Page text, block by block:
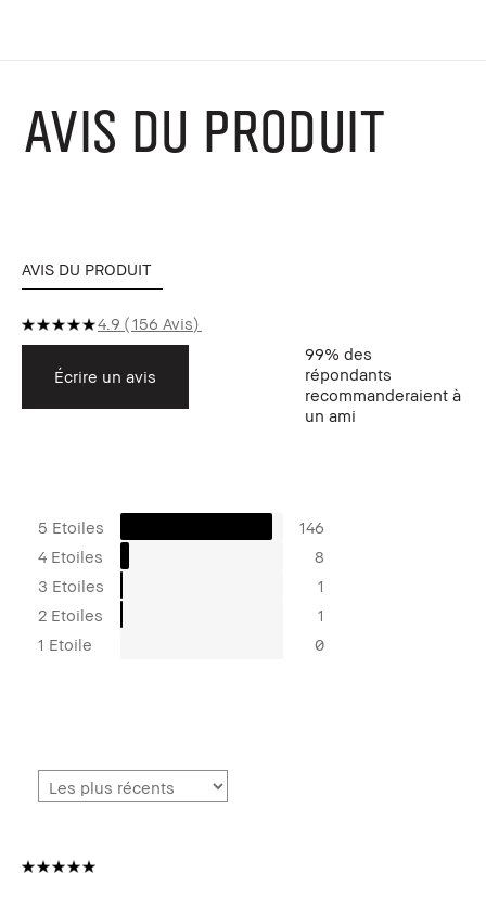
AVIS DU PRODUIT
AVIS DU PRODUIT
4.9 156 Avis
Écrire un avis
99% des
répondants
recommanderaient à
un ami
5 Etoiles
146
4 Etoiles
8
3 Etoiles
1
2 Etoiles
1
1 Etoile
0